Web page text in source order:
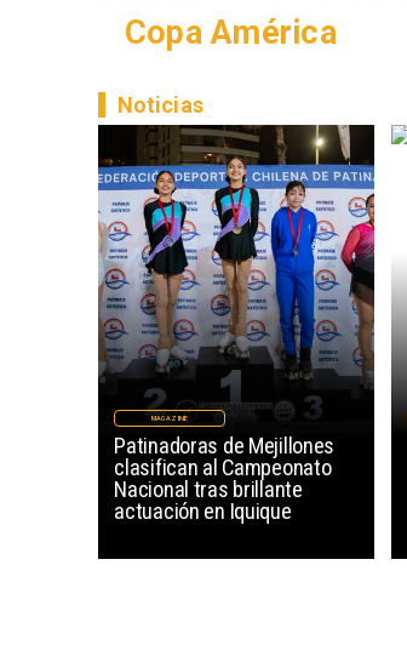
Copa América
Patinadoras de Mejillones
clasifican al Campeonato
Nacional tras brillante
actuación en Iquique
MAGAZINE
Noticias